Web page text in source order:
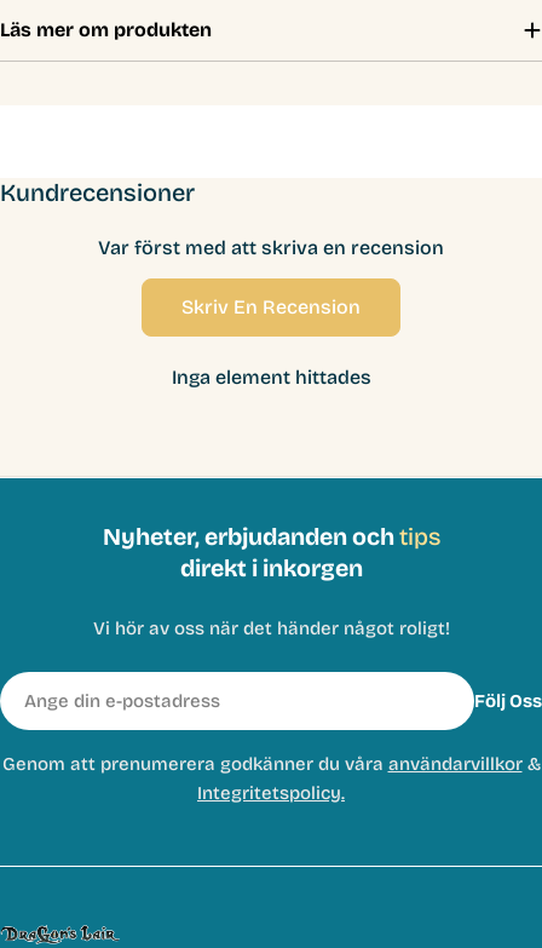
Läs mer om produkten
Kundrecensioner
Var först med att skriva en recension
Skriv En Recension
Inga element hittades
Nyheter, erbjudanden ochtips
direkt i inkorgen
Vi hör av oss när det händer något roligt!
E-
post
Följ Oss
Genom att prenumerera godkänner du våra användarvillkor&
Integritetspolicy.